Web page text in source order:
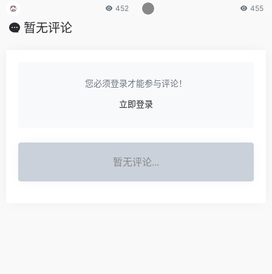
452 455
暂无评论
您必须登录才能参与评论！
立即登录
暂无评论...